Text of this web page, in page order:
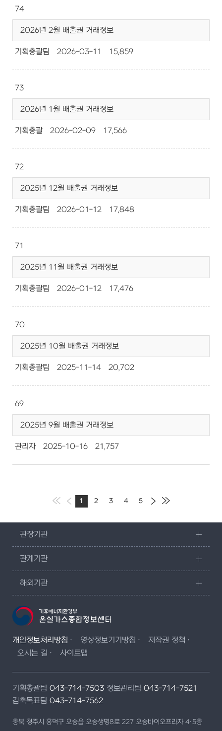
74
2026년 2월 배출권 거래정보
기획총괄팀 2026-03-11 15,859
73
2026년 1월 배출권 거래정보
기획총괄 2026-02-09 17,566
72
2025년 12월 배출권 거래정보
기획총괄팀 2026-01-12 17,848
71
2025년 11월 배출권 거래정보
기획총괄팀 2026-01-12 17,476
70
2025년 10월 배출권 거래정보
기획총괄팀 2025-11-14 20,702
69
2025년 9월 배출권 거래정보
관리자 2025-10-16 21,757
1 2 3 4 5
관장기관
관계기관
해외기관
개인정보처리방침 영상정보기기방침
저작권 정책
오시는 길
사이트맵
기획총괄팀 043-714-7503 정보관리팀 043-714-7521
감축목표팀 043-714-7562
충북 청주시 흥덕구 오송읍 오송생명8로 227 오송바이오프라자 4·5층